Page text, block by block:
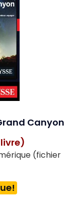
Canyon
(fichier